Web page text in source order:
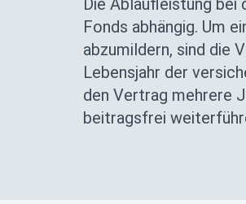
Die Ablaufleistung
Fonds abhängig. Um
abzumildern, sind die
Lebensjahr der
den Vertrag mehrere
beitragsfrei